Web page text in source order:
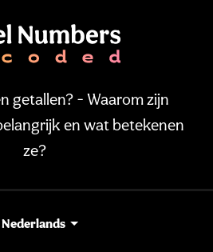
getallen? - Waarom zijn
en wat betekenen
ze?
Nederlands